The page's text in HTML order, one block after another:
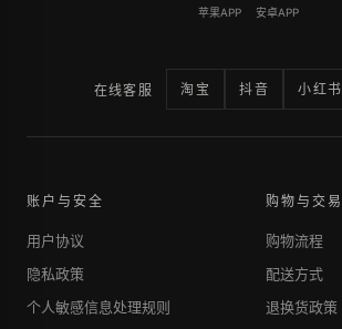
苹果APP 安卓APP
在线客服 淘宝 抖音 小红书
账户与安全
用户协议
隐私政策
个人敏感信息处理规则
购物与交易
购物流程
配送方式
退换货政策